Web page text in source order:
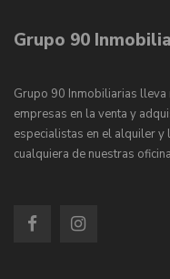
Grupo 90
Grupo 90 Inmobiliarias
empresas en la venta y
especialistas en el alquiler y
cualquiera de nuestras